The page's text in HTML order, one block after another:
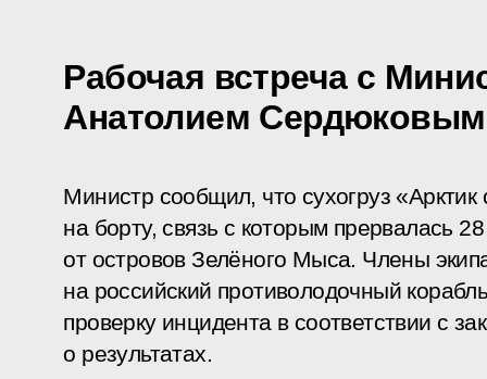
Рабочая встреча с
Анатолием Сердюковым
Министр сообщил, что сухогруз
на борту, связь с которым прервалась
от островов Зелёного Мыса. Члены
на российский противолодочный
проверку инцидента в соответствии с
о результатах.